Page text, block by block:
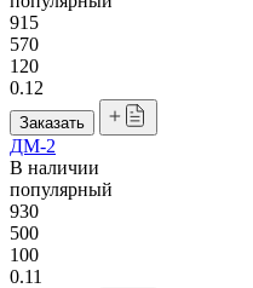
915
570
120
0.12
Заказать
ДМ-2
В наличии
популярный
930
500
100
0.11